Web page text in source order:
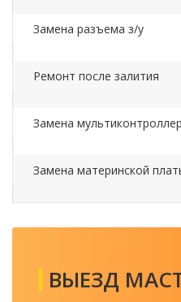
Замена разъема з/у
Ремонт после залития
Замена
Замена материнской
ВЫЕЗД